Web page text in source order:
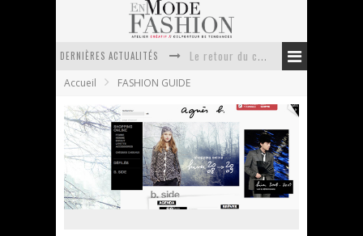
DERNIÈRES ACTUALITÉS
Le retour du cachemire version casual
La trousse de toilette : l’accessoire indispensable de voyage
Week-end spa en automne : quel maillot de bain choisir ?
Pourquoi le costume sur mesure à Paris est un incontournable de l’élégance contemporaine ?
Anti chute cheveux homme : quelles solutions pour renforcer sa chevelure ?
Accueil FASHION GUIDE